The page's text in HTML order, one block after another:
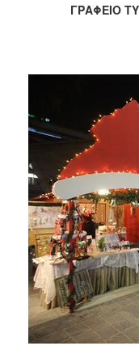
2019
2013
2012
2011
2010
2006
ΤΟΠΟΣ
ΓΡΑΦΕΙΟ